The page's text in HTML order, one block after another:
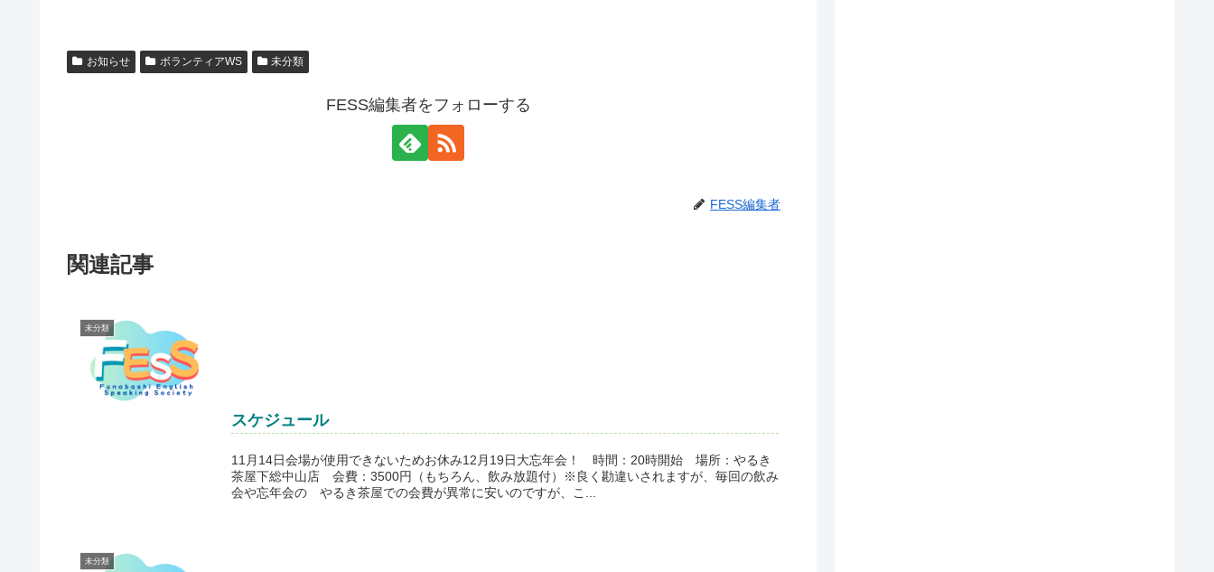
お知らせ ボランティアWS 未分類
FESS編集者をフォローする
FESS編集者
関連記事
未分類
スケジュール
11月14日会場が使用できないためお休み12月19日大忘年会！ 時間：20時開始 場所：やるき
茶屋下総中山店 会費：3500円（もちろん、飲み放題付）※良く勘違いされますが、毎回の飲み
会や忘年会の やるき茶屋での会費が異常に安いのですが、こ...
未分類